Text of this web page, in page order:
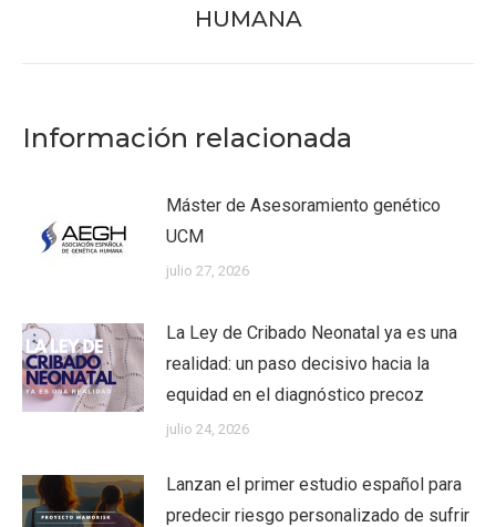
siguiente:
HUMANA
Información relacionada
Máster de Asesoramiento genético
UCM
julio 27, 2026
La Ley de Cribado Neonatal ya es una
realidad: un paso decisivo hacia la
equidad en el diagnóstico precoz
julio 24, 2026
Lanzan el primer estudio español para
predecir riesgo personalizado de sufrir